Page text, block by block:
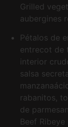
Grilled
aubergines
Pétalos de
entrecot de
interior
salsa
rabanitos,
de
Beef